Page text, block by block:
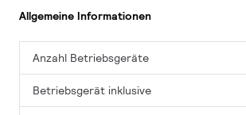
Allgemeine Informationen
Anzahl Betriebsgeräte
Betriebsgerät inklusive